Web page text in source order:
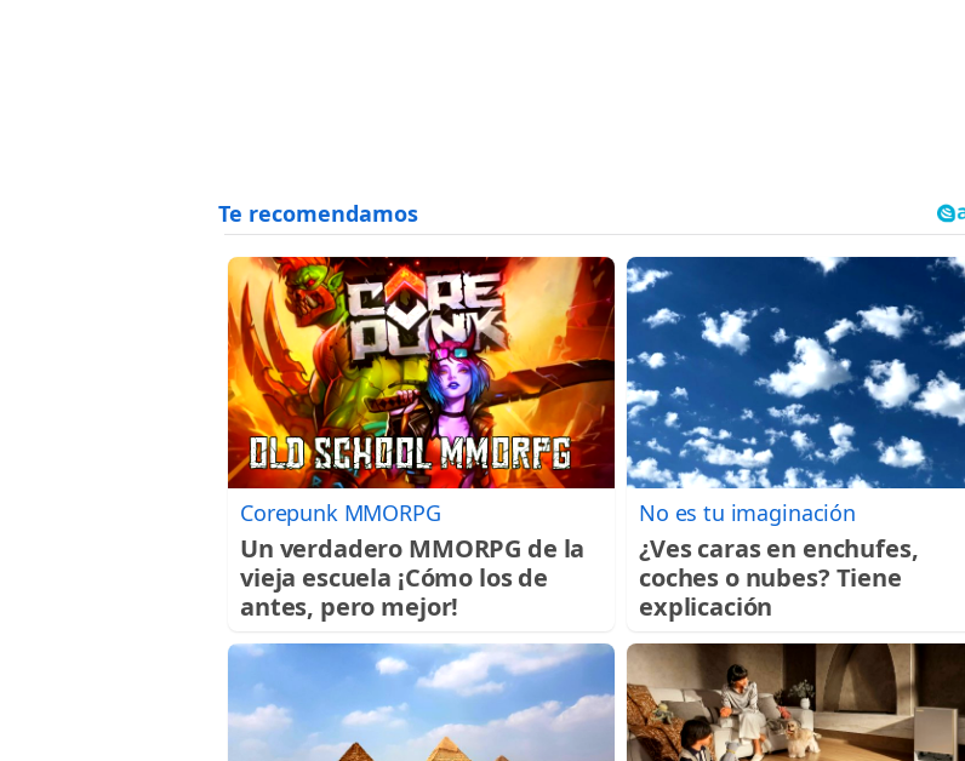
Corepunk MMORPG
Un verdadero MMORPG de la
vieja escuela ¡Cómo los de
antes, pero mejor!
No es tu imaginación
¿Ves caras en enchufes,
coches o nubes? Tiene
explicación